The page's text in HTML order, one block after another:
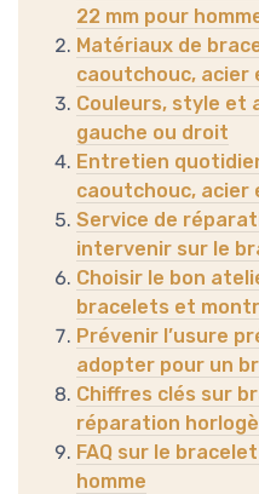
22 mm pour
Matériaux de
caoutchouc, acier
Couleurs, style et
gauche ou droit
Entretien
caoutchouc, acier
Service de
intervenir sur le
Choisir le bon
bracelets et
Prévenir l’usure
adopter pour un
Chiffres clés sur
réparation
FAQ sur le
homme